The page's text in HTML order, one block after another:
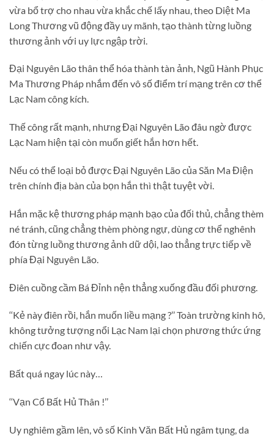
vừa bổ trợ cho nhau vừa khắc chế lấy nhau, theo Diệt Ma
Long Thương vũ động đầy uy mãnh, tạo thành từng luồng
thương ảnh với uy lực ngập trời.
Đại Nguyên Lão thân thể hóa thành tàn ảnh, Ngũ Hành Phục
Ma Thương Pháp nhắm đến vô số điểm trí mạng trên cơ thể
Lạc Nam công kích.
Thế công rất mạnh, nhưng Đại Nguyên Lão đâu ngờ được
Lạc Nam hiện tại còn muốn giết hắn hơn hết.
Nếu có thể loại bỏ được Đại Nguyên Lão của Săn Ma Điện
trên chính địa bàn của bọn hắn thì thật tuyệt vời.
Hắn mặc kệ thương pháp mạnh bạo của đối thủ, chẳng thèm
né tránh, cũng chẳng thèm phòng ngự, dùng cơ thể nghênh
đón từng luồng thương ảnh dữ dội, lao thẳng trực tiếp về
phía Đại Nguyên Lão.
Điên cuồng cầm Bá Đỉnh nện thẳng xuống đầu đối phương.
‘‘Kẻ này điên rồi, hắn muốn liều mạng ?’’ Toàn trường kinh hô,
không tưởng tượng nổi Lạc Nam lại chọn phương thức ứng
chiến cực đoan như vậy.
Bất quá ngay lúc này…
‘‘Vạn Cổ Bất Hủ Thân !’’
Uy nghiêm gầm lên, vô số Kinh Văn Bất Hủ ngâm tụng, da